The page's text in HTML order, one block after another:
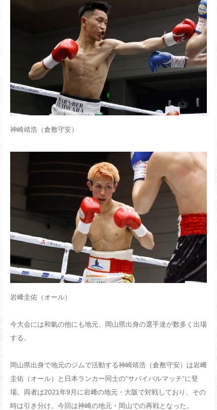
神崎靖浩（倉敷守安）
岩﨑圭佑（オール）
今大会には和氣の他にも地元、岡山県出身の選手達が数多く出場
する。
岡山県出身で地元のジムで活動する神崎靖浩（倉敷守安）は岩﨑
圭佑（オール）と日本ランカー同士の“サバイバルマッチ”に登
場。両者は2021年9月に岩﨑の地元・大阪で対戦しており、その
時は引き分け。今回は神崎の地元・岡山での再戦となった。